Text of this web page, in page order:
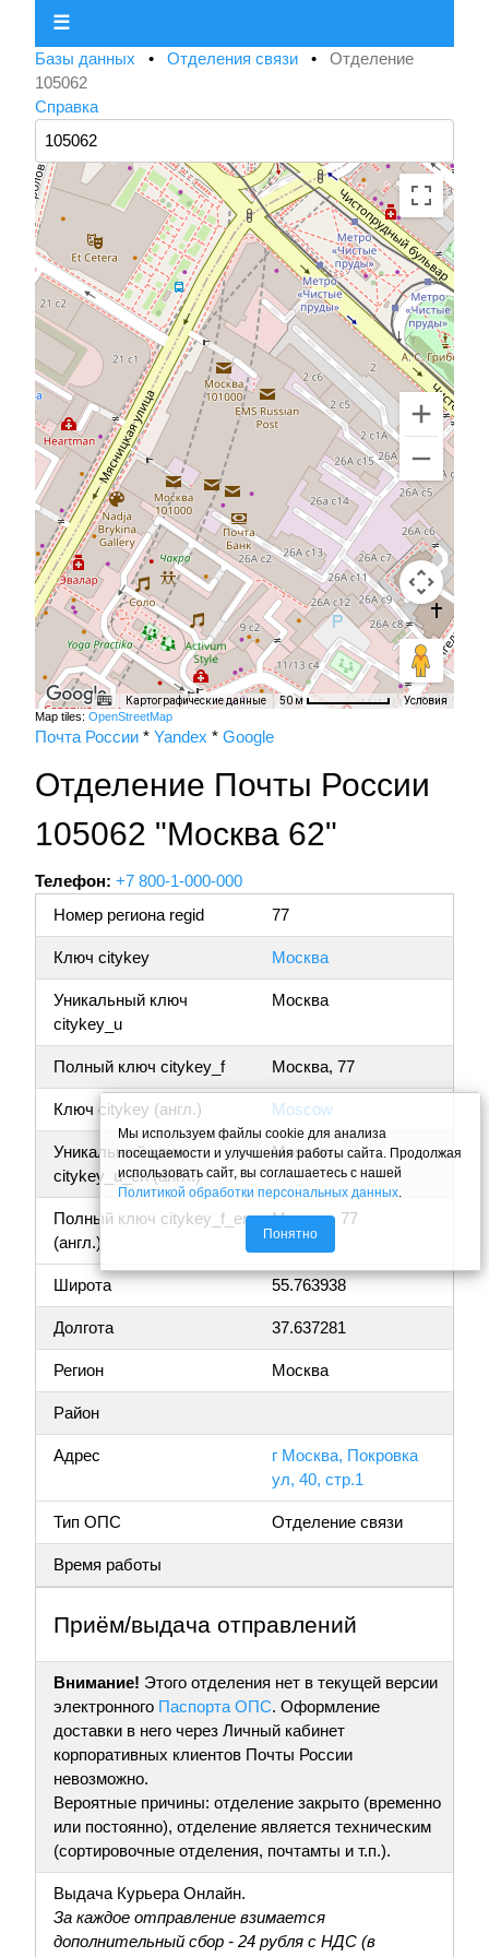
☰
Базы данных • Отделения связи • Отделение
105062
Справка
Картографические данные 50 м Условия
Map tiles: OpenStreetMap
Почта России * Yandex * Google
Отделение Почты России
105062 "Москва 62"
Телефон: +7 800-1-000-000
Номер региона regid
77
Ключ citykey Москва
Уникальный ключ
citykey_u
Москва
Полный ключ citykey_f Москва, 77
Ключ citykey (англ.) Moscow
Уникальный ключ
citykey_u_en (англ.)
Moscow
Полный ключ citykey_f_en
(англ.)
Moscow, 77
Широта 55.763938
Долгота 37.637281
Регион Москва
Район
Адрес
г Москва, Покровка
ул, 40, стр.1
Тип ОПС Отделение связи
Время работы
Приём/выдача отправлений
Внимание! Этого отделения нет в текущей версии
электронного Паспорта ОПС. Оформление
доставки в него через Личный кабинет
корпоративных клиентов Почты России
невозможно.
Вероятные причины: отделение закрыто (временно
или постоянно), отделение является техническим
(сортировочные отделения, почтамты и т.п.).
Выдача Курьера Онлайн.
За каждое отправление взимается
дополнительный сбор - 24 рубля с НДС (в
Мы используем файлы cookie для анализа
посещаемости и улучшения работы сайта. Продолжая
использовать сайт, вы соглашаетесь с нашей
Политикой обработки персональных данных
Понятно